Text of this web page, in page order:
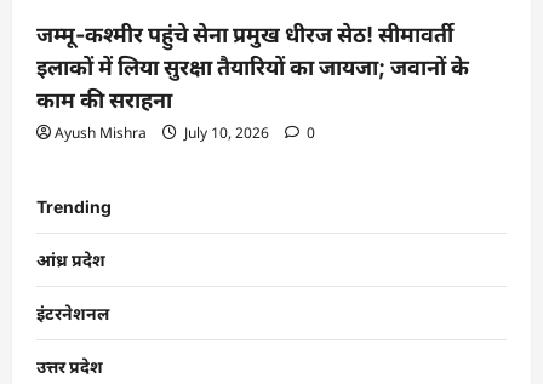
जम्मू-कश्मीर पहुंचे सेना प्रमुख धीरज सेठ! सीमावर्ती
इलाकों में लिया सुरक्षा तैयारियों का जायजा; जवानों के
काम की सराहना
Ayush Mishra July 10, 2026 0
Trending
आंध्र प्रदेश
इंटरनेशनल
उत्तर प्रदेश